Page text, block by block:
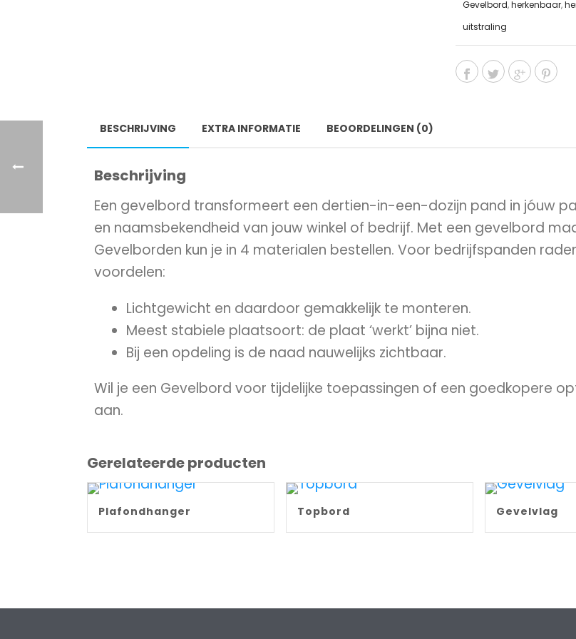
Gevelbord,herkenbaar,
uitstraling
BESCHRIJVING EXTRA INFORMATIE BEOORDELINGEN (0)
Beschrijving
Een gevelbord transformeert een dertien-in-een-dozijn pand in jóuw
en naamsbekendheid van jouw winkel of bedrijf. Met een gevelbord
Gevelborden kun je in 4 materialen bestellen. Voor bedrijfspanden
voordelen:
Lichtgewicht en daardoor gemakkelijk te monteren.
Meest stabiele plaatsoort: de plaat ‘werkt’ bijna niet.
Bij een opdeling is de naad nauwelijks zichtbaar.
Wil je een Gevelbord voor tijdelijke toepassingen of een goedkopere
aan.
Gerelateerde producten
Plafondhanger Topbord Gevelvlag